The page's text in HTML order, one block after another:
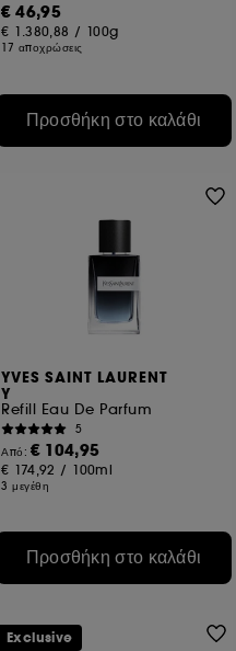
€ 46,95
€ 1.380,88 / 100g
17 αποχρώσεις
Προσθήκη στο καλάθι
YVES SAINT LAURENT
Y
Refill Eau De Parfum
5
Από:€ 104,95
€ 174,92 / 100ml
3 μεγέθη
Προσθήκη στο καλάθι
Exclusive